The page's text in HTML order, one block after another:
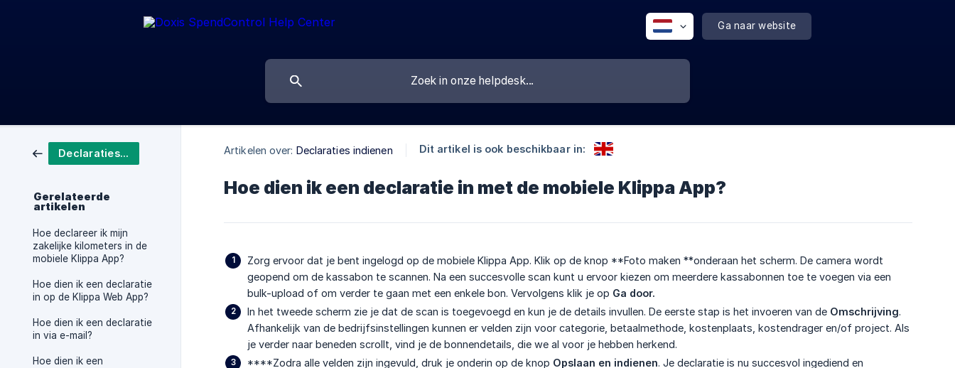
Ga naar website
Declaraties indienen
Gerelateerde
artikelen
Hoe declareer ik mijn
zakelijke kilometers in de
mobiele Klippa App?
Hoe dien ik een declaratie
in op de Klippa Web App?
Hoe dien ik een declaratie
in via e-mail?
Hoe dien ik een
Artikelen over: Declaraties indienen Dit artikel is ook beschikbaar in:
Hoe dien ik een declaratie in met de mobiele Klippa App?
Zorg ervoor dat je bent ingelogd op de mobiele Klippa App. Klik op de knop **Foto maken **onderaan het scherm. De camera wordt
geopend om de kassabon te scannen. Na een succesvolle scan kunt u ervoor kiezen om meerdere kassabonnen toe te voegen via een
bulk-upload of om verder te gaan met een enkele bon. Vervolgens klik je op Ga door.
In het tweede scherm zie je dat de scan is toegevoegd en kun je de details invullen. De eerste stap is het invoeren van de Omschrijving.
Afhankelijk van de bedrijfsinstellingen kunnen er velden zijn voor categorie, betaalmethode, kostenplaats, kostendrager en/of project. Als
je verder naar beneden scrollt, vind je de bonnendetails, die we al voor je hebben herkend.
****Zodra alle velden zijn ingevuld, druk je onderin op de knop Opslaan en indienen. Je declaratie is nu succesvol ingediend en